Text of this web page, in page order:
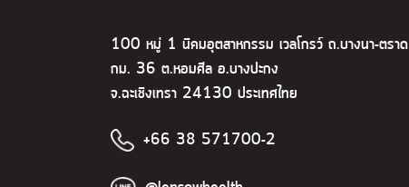
100 หมู่ 1 นิคมอุตสาหกรรม เวลโกรว์ ถ.บางนา-ตราด
กม. 36 ต.หอมศีล อ.บางปะกง
จ.ฉะเชิงเทรา 24130 ประเทศไทย
+66 38 571700-2